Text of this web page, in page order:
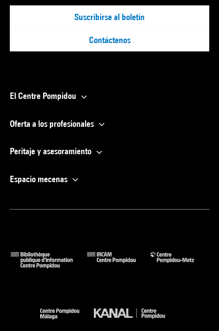
Suscribirse al boletín
Contáctenos
El Centre Pompidou
Oferta a los profesionales
Peritaje y asesoramiento
Espacio mecenas